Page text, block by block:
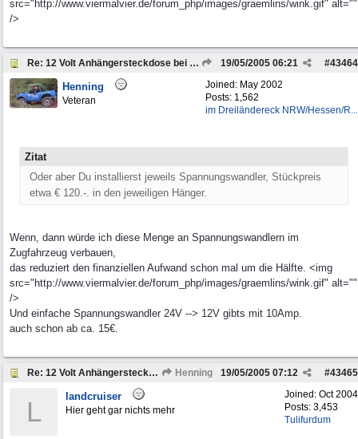
src="http://www.viermalvier.de/forum_php/images/graemlins/wink.gif" alt=""
/>
Re: 12 Volt Anhängersteckdose bei 24 V Bordspannung #43464
19/05/2005 06:21
Joined: May 2002
Posts: 1,562
im Dreiländereck NRW/Hessen/R...
Henning
Veteran
Zitat
Oder aber Du installierst jeweils Spannungswandler, Stückpreis
etwa € 120.-. in den jeweiligen Hänger.
Wenn, dann würde ich diese Menge an Spannungswandlern im
Zugfahrzeug verbauen,
das reduziert den finanziellen Aufwand schon mal um die Hälfte. <img
src="http://www.viermalvier.de/forum_php/images/graemlins/wink.gif" alt=""
/>
Und einfache Spannungswandler 24V --> 12V gibts mit 10Amp.
auch schon ab ca. 15€.
Re: 12 Volt Anhängersteckdose bei 24 V Bordspannung Henning #43465
19/05/2005 07:12
Joined: Oct 2004
Posts: 3,453
Tulifurdum
L landcruiser
Hier geht gar nichts mehr